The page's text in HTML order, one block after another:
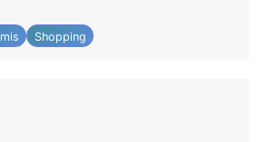
Shopping